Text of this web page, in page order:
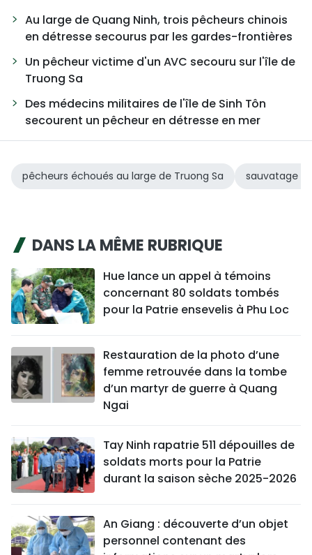
Au large de Quang Ninh, trois pêcheurs chinois
en détresse secourus par les gardes-frontières
Un pêcheur victime d'un AVC secouru sur l'île de
Truong Sa
Des médecins militaires de l'île de Sinh Tôn
secourent un pêcheur en détresse en mer
pêcheurs échoués au large de Truong Sa sauvatage
DANS LA MÊME RUBRIQUE
Hue lance un appel à témoins
concernant 80 soldats tombés
pour la Patrie ensevelis à Phu Loc
Restauration de la photo d’une
femme retrouvée dans la tombe
d’un martyr de guerre à Quang
Ngai
Tay Ninh rapatrie 511 dépouilles de
soldats morts pour la Patrie
durant la saison sèche 2025-2026
An Giang : découverte d’un objet
personnel contenant des